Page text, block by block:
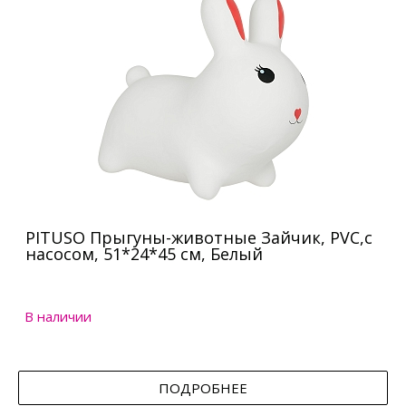
PITUSO Прыгуны-животные Зайчик, PVC,с
насосом, 51*24*45 см, Белый
В наличии
ПОДРОБНЕЕ